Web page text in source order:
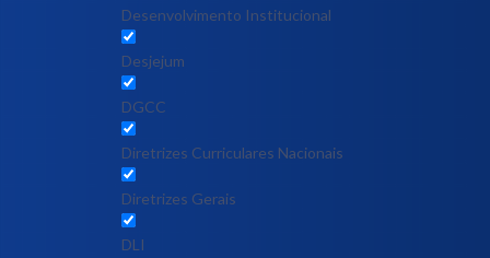
Desenvolvimento Institucional
Desjejum
DGCC
Diretrizes Curriculares Nacionais
Diretrizes Gerais
DLI